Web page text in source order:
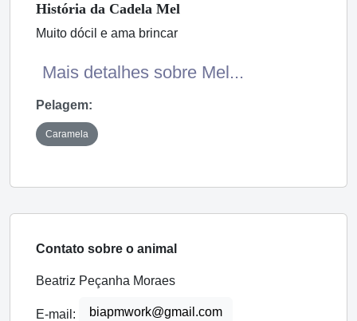
História da Cadela Mel
Muito dócil e ama brincar
Mais detalhes sobre Mel...
Pelagem:
Caramela
Contato sobre o animal
Beatriz Peçanha Moraes
E-mail: biapmwork@gmail.com